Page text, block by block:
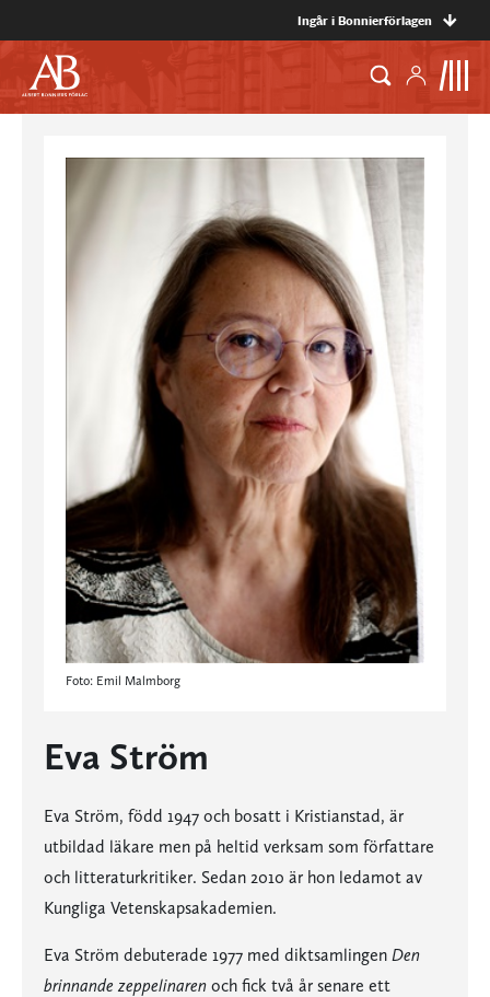
Ingår i Bonnierförlagen
Foto: Emil Malmborg
Eva Ström
Eva Ström, född 1947 och bosatt i Kristianstad, är
utbildad läkare men på heltid verksam som författare
och litteraturkritiker. Sedan 2010 är hon ledamot av
Kungliga Vetenskapsakademien.
Eva Ström debuterade 1977 med diktsamlingen Den
brinnande zeppelinaren och fick två år senare ett